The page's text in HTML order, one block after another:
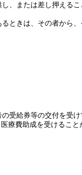
、または差し押えるこ
ときは、その者から
受給券等の交付を受
療費助成を受けること